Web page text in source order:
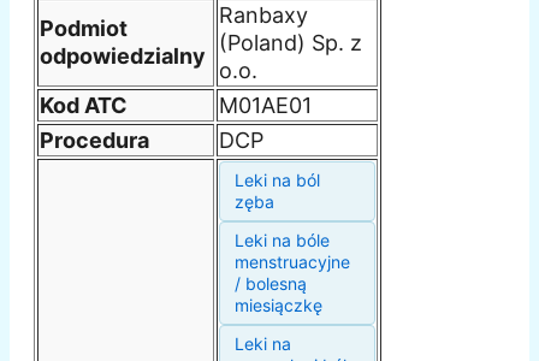
Podmiot
odpowiedzialny
Ranbaxy
(Poland) Sp. z
o.o.
Kod ATC
M01AE01
Procedura
DCP
Leki na ból
zęba
Leki na bóle
menstruacyjne
/ bolesną
miesiączkę
Leki na